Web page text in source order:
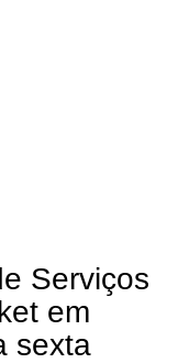
Serviços
em
sexta